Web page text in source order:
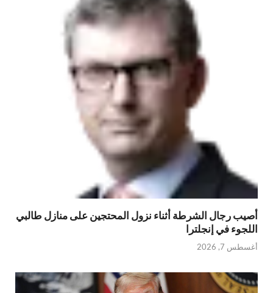
أصيب رجال الشرطة أثناء نزول المحتجين على منازل طالبي
اللجوء في إنجلترا
أغسطس 7, 2026